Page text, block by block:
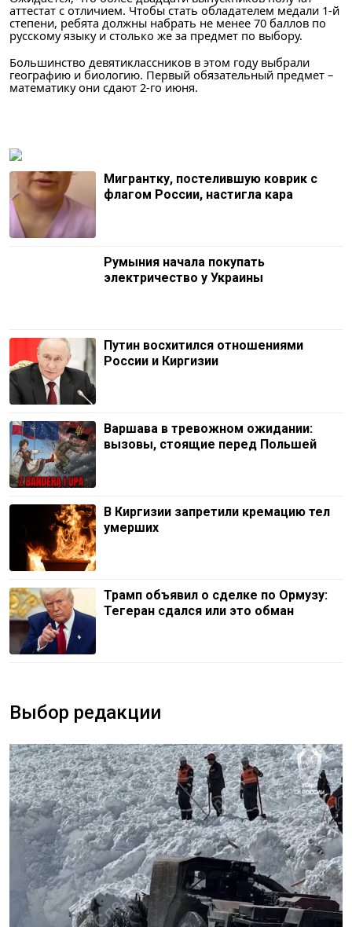
аттестат с отличием. Чтобы стать обладателем медали 1-й
степени, ребята должны набрать не менее 70 баллов по
русскому языку и столько же за предмет по выбору.
Большинство девятиклассников в этом году выбрали
географию и биологию. Первый обязательный предмет –
математику они сдают 2-го июня.
Мигрантку, постелившую коврик с
флагом России, настигла кара
Румыния начала покупать
электричество у Украины
Путин восхитился отношениями
России и Киргизии
Варшава в тревожном ожидании:
вызовы, стоящие перед Польшей
В Киргизии запретили кремацию тел
умерших
Трамп объявил о сделке по Ормузу:
Тегеран сдался или это обман
Выбор редакции